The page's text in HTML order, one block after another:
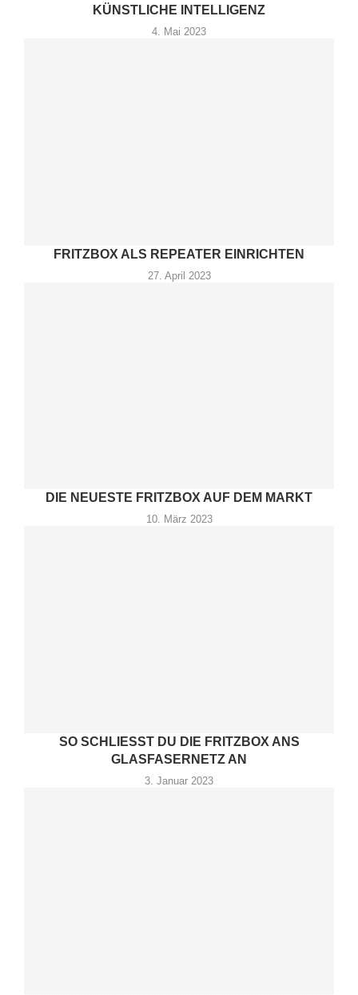
KÜNSTLICHE INTELLIGENZ
4. Mai 2023
FRITZBOX ALS REPEATER EINRICHTEN
27. April 2023
DIE NEUESTE FRITZBOX AUF DEM MARKT
10. März 2023
SO SCHLIESST DU DIE FRITZBOX ANS G
LASFASERNETZ AN
3. Januar 2023